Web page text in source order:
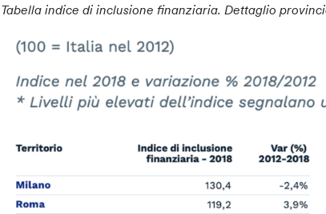
Tabella indice di inclusione finanziaria. Dettaglio